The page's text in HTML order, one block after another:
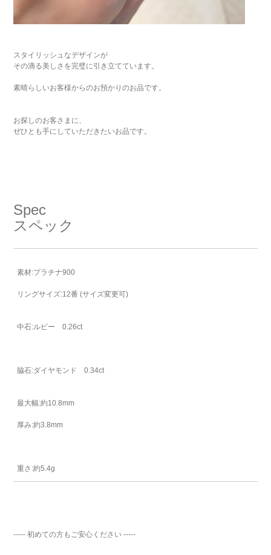
スタイリッシュなデザインが
その滴る美しさを完璧に引き立てています。
素晴らしいお客様からのお預かりのお品です。
お探しのお客さまに、
ぜひとも手にしていただきたいお品です。
Spec
スペック
素材:プラチナ900
リングサイズ:12番 (サイズ変更可)
中石:ルビー 0.26ct
脇石:ダイヤモンド 0.34ct
最大幅:約10.8mm
厚み:約3.8mm
重さ:約5.4g
----- 初めての方もご安心ください -----